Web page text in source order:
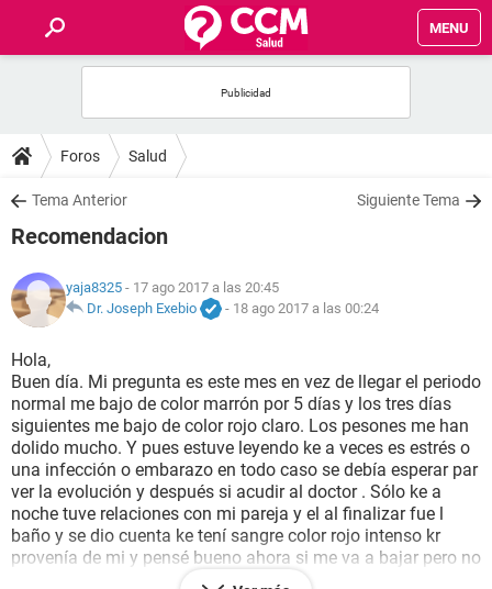
MENU
FOROS
SALUD
NUTRICIÓN
BIENESTAR
SEXUALIDAD
GLOSARIO
Foros Salud
Tema Anterior Siguiente Tema
Recomendacion
yaja8325 - 17 ago 2017 a las 20:45
Dr. Joseph Exebio
- 18 ago 2017 a las 00:24
Hola,
Buen día. Mi pregunta es este mes en vez de llegar el periodo
normal me bajo de color marrón por 5 días y los tres días
siguientes me bajo de color rojo claro. Los pesones me han
dolido mucho. Y pues estuve leyendo ke a veces es estrés o
una infección o embarazo en todo caso se debía esperar par
ver la evolución y después si acudir al doctor . Sólo ke a
noche tuve relaciones con mi pareja y el al finalizar fue l
baño y se dio cuenta ke tení sangre color rojo intenso kr
provenía de mi y pensé bueno ahora si me va a bajar pero no
no pasa nada solo ke me volvieron los cólicos y cansancio.